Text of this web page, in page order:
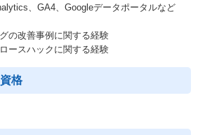
、GA4、Googleデータポータルなど
の改善事例に関する経験
ースハックに関する経験
格